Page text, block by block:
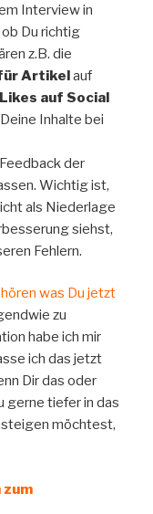
Interview in
Du richtig
z.B. die
Artikelauf
auf Social
Inhalte bei
der
Wichtig ist,
als Niederlage
siehst,
Fehlern.
was Du jetzt
zu
habe ich mir
ich das jetzt
Dir das oder
gerne tiefer in das
möchtest,
zum